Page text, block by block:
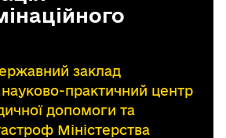
заклад
науково-практичний центр
допомоги та
Міністерства